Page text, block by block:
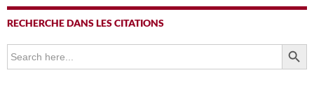
RECHERCHE DANS LES CITATIONS
Search
for:
SEARCH